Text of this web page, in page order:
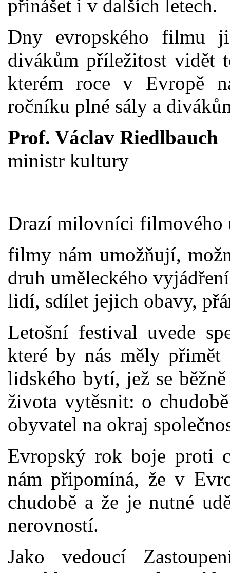
přinášet i v dalších letech.
Dny evropského filmu
divákům příležitost vidět
kterém roce v Evropě
ročníku plné sály a
Prof. Václav Riedlbauch
ministr kultury
Drazí milovníci filmového
filmy nám umožňují,
druh uměleckého
lidí, sdílet jejich obavy,
Letošní festival uvede
které by nás měly přimět
lidského bytí, jež se
života vytěsnit: o
obyvatel na okraj
Evropský rok boje proti
nám připomíná, že v
chudobě a že je nutné
nerovností.
Jako vedoucí